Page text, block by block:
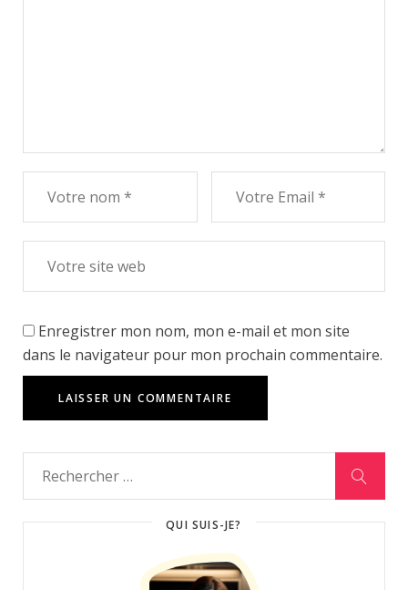
Enregistrer mon nom, mon e-mail et mon site
dans le navigateur pour mon prochain commentaire.
QUI SUIS-JE?